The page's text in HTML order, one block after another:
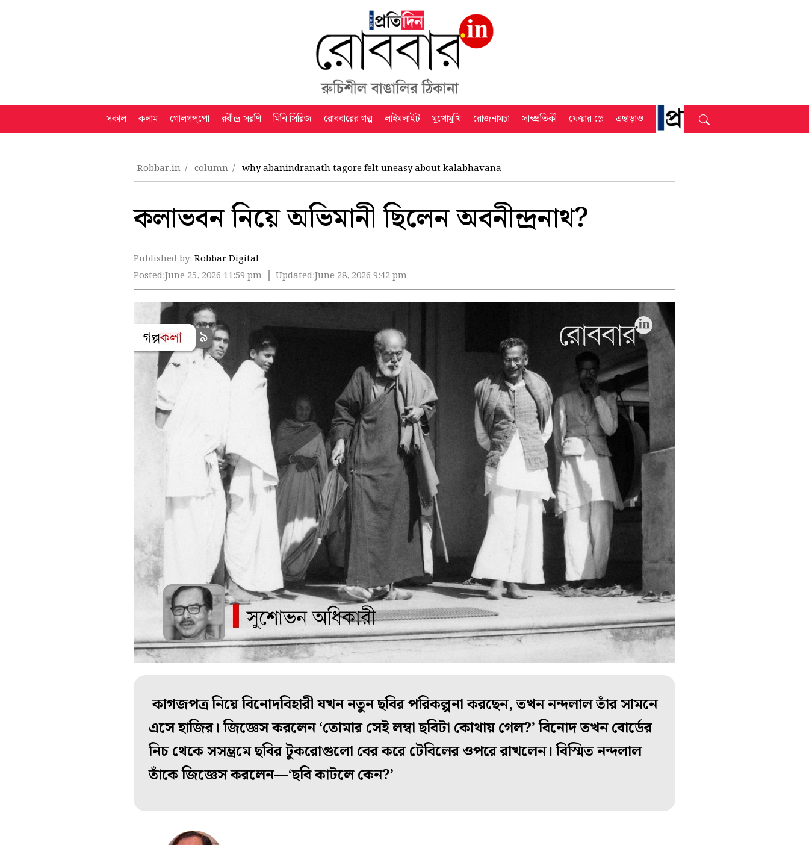
সকাল কলাম গোলগপ্‌পো রবীন্দ্র সরণি মিনি সিরিজ রোববারের গল্প লাইমলাইট মুখোমুখি রোজনামচা সাম্প্রতিকী ফেয়ার প্লে এছাড়াও
Robbar.in column why abanindranath tagore felt uneasy about kalabhavana
কলাভবন নিয়ে অভিমানী ছিলেন অবনীন্দ্রনাথ?
Published by: Robbar Digital
Posted:June 25, 2026 11:59 pm Updated:June 28, 2026 9:42 pm
কাগজপত্র নিয়ে বিনোদবিহারী যখন নতুন ছবির পরিকল্পনা করছেন, তখন নন্দলাল তাঁর সামনে
এসে হাজির। জিজ্ঞেস করলেন ‘তোমার সেই লম্বা ছবিটা কোথায় গেল?’ বিনোদ তখন বোর্ডের
নিচ থেকে সসম্ভ্রমে ছবির টুকরোগুলো বের করে টেবিলের ওপরে রাখলেন। বিস্মিত নন্দলাল
তাঁকে জিজ্ঞেস করলেন—‘ছবি কাটলে কেন?’